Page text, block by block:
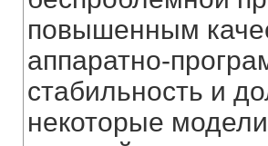
повышенным
аппаратно-
стабильность и
некоторые